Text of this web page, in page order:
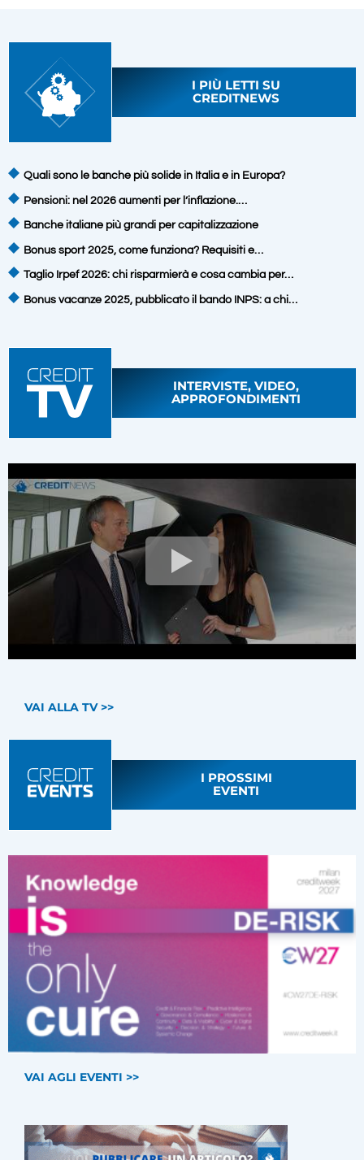
I PIÙ LETTI SU
CREDITNEWS
Quali sono le banche più solide in Italia e in Europa?
Pensioni: nel 2026 aumenti per l’inflazione.…
Banche italiane più grandi per capitalizzazione
Bonus sport 2025, come funziona? Requisiti e…
Taglio Irpef 2026: chi risparmierà e cosa cambia per…
Bonus vacanze 2025, pubblicato il bando INPS: a chi…
INTERVISTE, VIDEO,
APPROFONDIMENTI
VAI ALLA TV >>
I PROSSIMI
EVENTI
VAI AGLI EVENTI >>